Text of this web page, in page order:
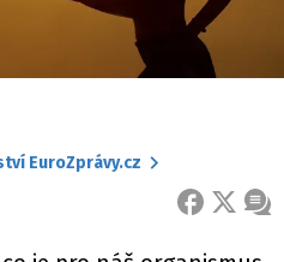
EuroZprávy.cz
FACEBOOK
X